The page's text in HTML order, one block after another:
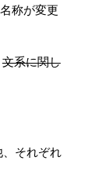
称が変更
文系に関し
、それぞれ